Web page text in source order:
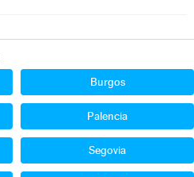
Burgos
Palencia
Segovia